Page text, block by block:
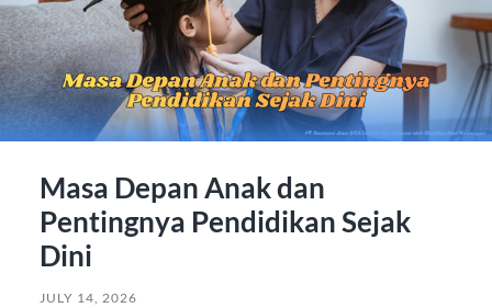
Masa Depan Anak dan
Pentingnya Pendidikan Sejak
Dini
JULY 14, 2026